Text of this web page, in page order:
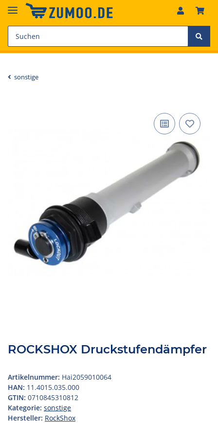
sonstige
ROCKSHOX Druckstufendämpfer
Artikelnummer: Hai2059010064
HAN: 11.4015.035.000
GTIN: 0710845310812
Kategorie: sonstige
Hersteller: RockShox